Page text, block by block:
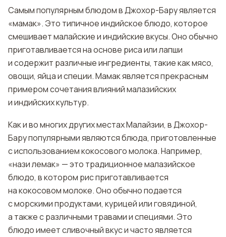
Самым популярным блюдом в Джохор-Бару является
«мамак». Это типичное индийское блюдо, которое
смешивает малайские и индийские вкусы. Оно обычно
приготавливается на основе риса или лапши
и содержит различные ингредиенты, такие как мясо,
овощи, яйца и специи. Мамак является прекрасным
примером сочетания влияний малазийских
и индийских культур.
Как и во многих других местах Малайзии, в Джохор-
Бару популярными являются блюда, приготовленные
с использованием кокосового молока. Например,
«нази лемак» — это традиционное малазийское
блюдо, в котором рис приготавливается
на кокосовом молоке. Оно обычно подается
с морскими продуктами, курицей или говядиной,
а также с различными травами и специями. Это
блюдо имеет сливочный вкус и часто является